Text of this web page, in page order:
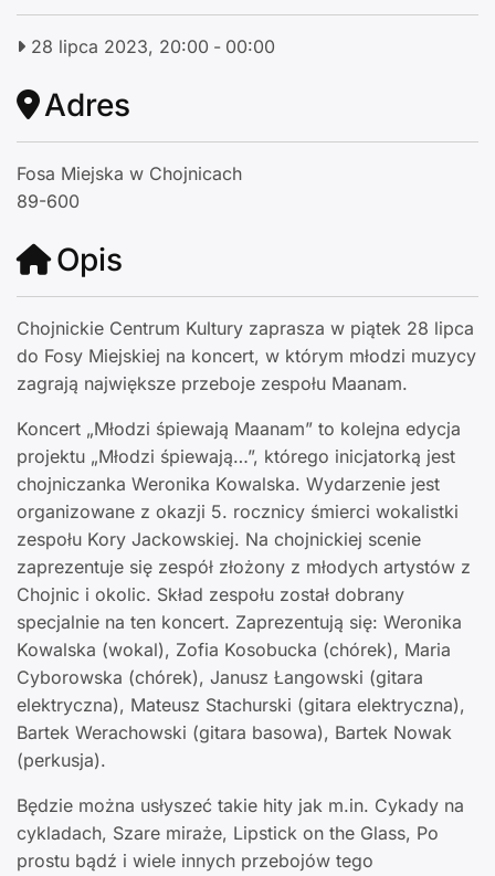
28 lipca 2023, 20:00 - 00:00
Adres
Fosa Miejska w Chojnicach
89-600
Opis
Chojnickie Centrum Kultury zaprasza w piątek 28 lipca
do Fosy Miejskiej na koncert, w którym młodzi muzycy
zagrają największe przeboje zespołu Maanam.
Koncert „Młodzi śpiewają Maanam” to kolejna edycja
projektu „Młodzi śpiewają…”, którego inicjatorką jest
chojniczanka Weronika Kowalska. Wydarzenie jest
organizowane z okazji 5. rocznicy śmierci wokalistki
zespołu Kory Jackowskiej. Na chojnickiej scenie
zaprezentuje się zespół złożony z młodych artystów z
Chojnic i okolic. Skład zespołu został dobrany
specjalnie na ten koncert. Zaprezentują się: Weronika
Kowalska (wokal), Zofia Kosobucka (chórek), Maria
Cyborowska (chórek), Janusz Łangowski (gitara
elektryczna), Mateusz Stachurski (gitara elektryczna),
Bartek Werachowski (gitara basowa), Bartek Nowak
(perkusja).
Będzie można usłyszeć takie hity jak m.in. Cykady na
cykladach, Szare miraże, Lipstick on the Glass, Po
prostu bądź i wiele innych przebojów tego